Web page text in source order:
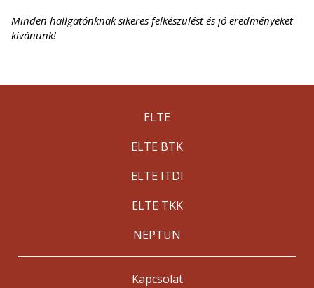
Minden hallgatónknak sikeres felkészülést és jó eredményeket
kívánunk!
ELTE
ELTE BTK
ELTE ITDI
ELTE TKK
NEPTUN
Kapcsolat